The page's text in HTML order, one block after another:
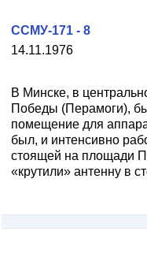
14.11.1976
ССМУ-171 - 8
В Минске, в
Победы (Перамоги),
помещение для
был, и интенсивно
стоящей на площади
«крутили» антенну в